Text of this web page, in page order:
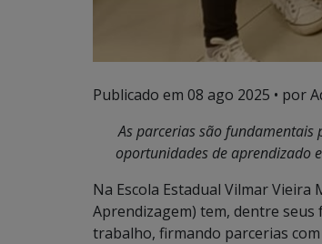
Publicado em 08 ago 2025 • por
As parcerias são fundamentais
oportunidades de aprendizado
Na Escola Estadual Vilmar Vieira
Aprendizagem) tem, dentre seus
trabalho, firmando parcerias